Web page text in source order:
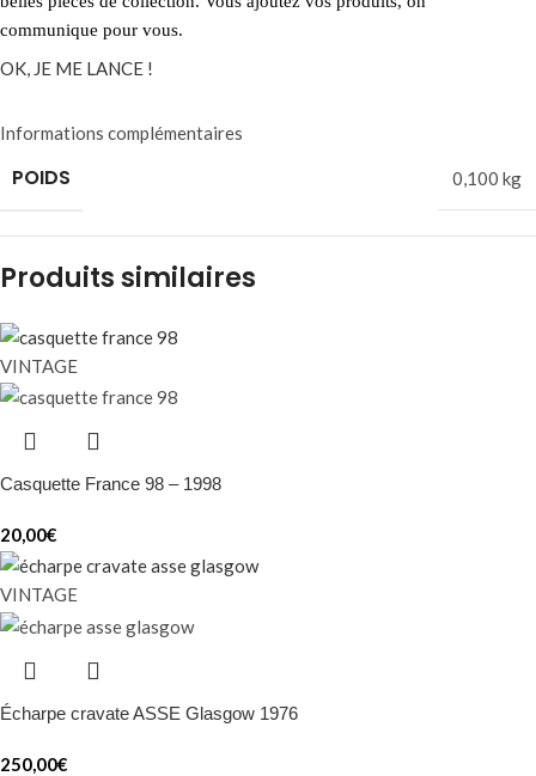
communique pour vous.
OK, JE ME LANCE !
Informations complémentaires
POIDS 0,100 kg
Produits similaires
VINTAGE
Casquette France 98 – 1998
20,00€
VINTAGE
Écharpe cravate ASSE Glasgow 1976
250,00€